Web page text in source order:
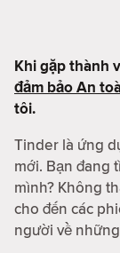
Khi gặp thành
đảm bảo An
tôi.
Tinder là ứng
mới. Bạn đang
mình? Không
cho đến các
người về